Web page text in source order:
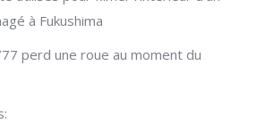
à Fukushima
perd une roue au moment du